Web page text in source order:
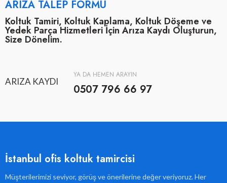
ARIZA TALEP FORMU
Koltuk Tamiri, Koltuk Kaplama, Koltuk Döşeme ve
Yedek Parça Hizmetleri İçin Arıza Kaydı Oluşturun,
Size Dönelim.
ARIZA KAYDI
YA DA HEMEN ARAYIN
0507 796 66 97
İstanbul ofis koltuk tamircisi
Müşterilerimizi seviyor, görüş ve önerilerine değer veriyoruz. Her